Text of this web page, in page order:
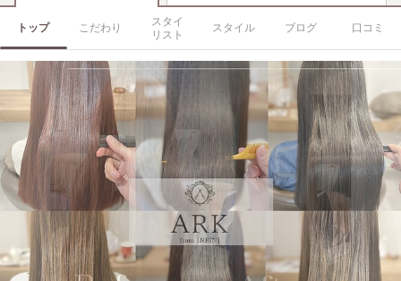
トップ こだわり
スタイ
リスト
スタイル ブログ 口コミ